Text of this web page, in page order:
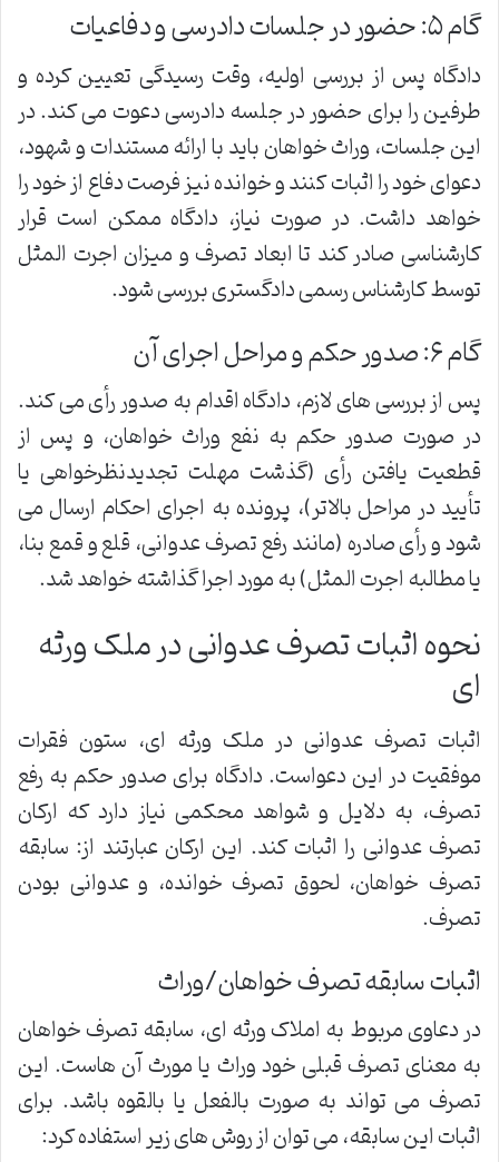
گام ۵: حضور در جلسات دادرسی و دفاعیات
دادگاه پس از بررسی اولیه، وقت رسیدگی تعیین کرده و
طرفین را برای حضور در جلسه دادرسی دعوت می کند. در
این جلسات، وراث خواهان باید با ارائه مستندات و شهود،
دعوای خود را اثبات کنند و خوانده نیز فرصت دفاع از خود را
خواهد داشت. در صورت نیاز، دادگاه ممکن است قرار
کارشناسی صادر کند تا ابعاد تصرف و میزان اجرت المثل
توسط کارشناس رسمی دادگستری بررسی شود.
گام ۶: صدور حکم و مراحل اجرای آن
پس از بررسی های لازم، دادگاه اقدام به صدور رأی می کند.
در صورت صدور حکم به نفع وراث خواهان، و پس از
قطعیت یافتن رأی (گذشت مهلت تجدیدنظرخواهی یا
تأیید در مراحل بالاتر)، پرونده به اجرای احکام ارسال می
شود و رأی صادره (مانند رفع تصرف عدوانی، قلع و قمع بنا،
یا مطالبه اجرت المثل) به مورد اجرا گذاشته خواهد شد.
نحوه اثبات تصرف عدوانی در ملک ورثه
ای
اثبات تصرف عدوانی در ملک ورثه ای، ستون فقرات
موفقیت در این دعواست. دادگاه برای صدور حکم به رفع
تصرف، به دلایل و شواهد محکمی نیاز دارد که ارکان
تصرف عدوانی را اثبات کند. این ارکان عبارتند از: سابقه
تصرف خواهان، لحوق تصرف خوانده، و عدوانی بودن
تصرف.
اثبات سابقه تصرف خواهان/وراث
در دعاوی مربوط به املاک ورثه ای، سابقه تصرف خواهان
به معنای تصرف قبلی خود وراث یا مورث آن هاست. این
تصرف می تواند به صورت بالفعل یا بالقوه باشد. برای
اثبات این سابقه، می توان از روش های زیر استفاده کرد: